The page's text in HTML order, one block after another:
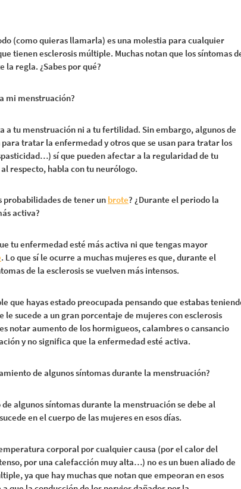
(como quieras llamarla) es una molestia para cualquier
tienen esclerosis múltiple. Muchas notan que los síntomas
la regla. ¿Sabes por qué?
mi menstruación?
a tu menstruación ni a tu fertilidad. Sin embargo, algunos de
para tratar la enfermedad y otros que se usan para tratar los
sí que pueden afectar a la regularidad de tu
respecto, habla con tu neurólogo.
probabilidades de tener un brote? ¿Durante el periodo la
activa?
tu enfermedad esté más activa ni que tengas mayor
. Lo que sí le ocurre a muchas mujeres es que, durante el
de la esclerosis se vuelven más intensos.
que hayas estado preocupada pensando que estabas
le sucede a un gran porcentaje de mujeres con esclerosis
notar aumento de los hormigueos, calambres o cansancio
y no significa que la enfermedad esté activa.
de algunos síntomas durante la menstruación?
algunos síntomas durante la menstruación se debe al
en el cuerpo de las mujeres en esos días.
corporal por cualquier causa (por el calor del
por una calefacción muy alta…) no es un buen aliado de
ya que hay muchas que notan que empeoran en esos